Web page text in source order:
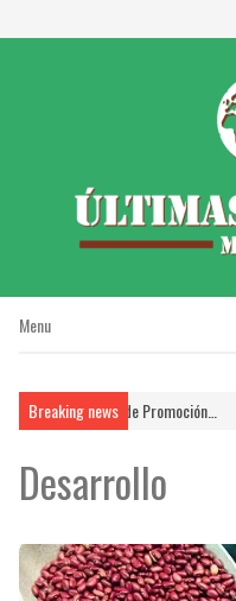
Menu
Menu
Breaking news
en el Proceso de Promoción…
Desarrollo